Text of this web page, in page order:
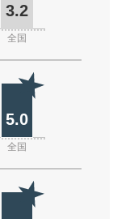
3.2
全国
5.0
全国